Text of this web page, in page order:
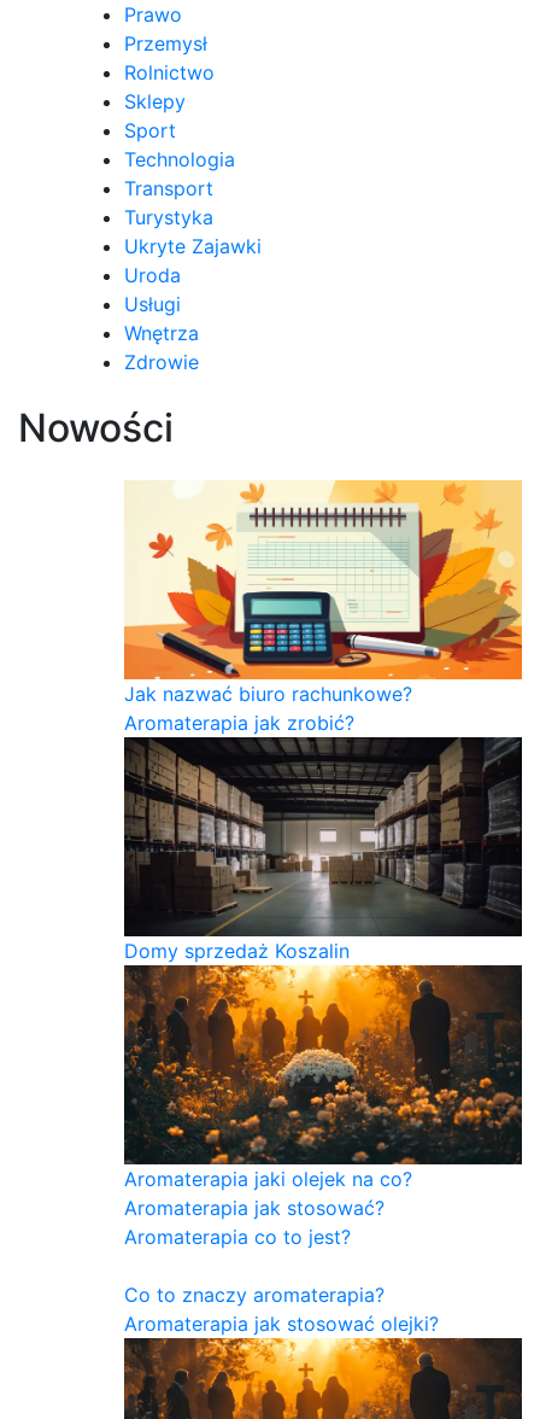
Prawo
Przemysł
Rolnictwo
Sklepy
Sport
Technologia
Transport
Turystyka
Ukryte Zajawki
Uroda
Usługi
Wnętrza
Zdrowie
Nowości
Jak nazwać biuro rachunkowe?
Aromaterapia jak zrobić?
Domy sprzedaż Koszalin
Aromaterapia jaki olejek na co?
Aromaterapia jak stosować?
Aromaterapia co to jest?
Co to znaczy aromaterapia?
Aromaterapia jak stosować olejki?